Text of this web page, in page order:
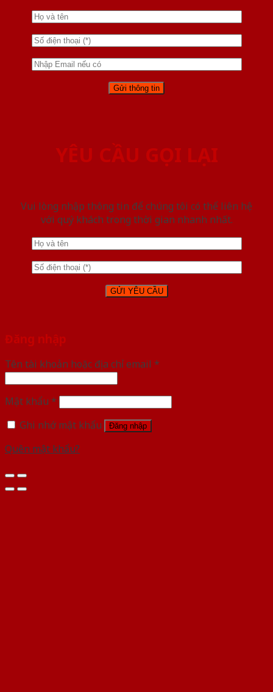
YÊU CẦU GỌI LẠI
Vui lòng nhập thông tin để chúng tôi có thể liên hệ
với quý khách trong thời gian nhanh nhất.
Đăng nhập
Tên tài khoản hoặc địa chỉ email *
Mật khẩu *
Ghi nhớ mật khẩu
Đăng nhập
Quên mật khẩu?